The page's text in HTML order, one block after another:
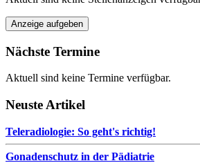
Anzeige aufgeben
Nächste Termine
Aktuell sind keine Termine verfügbar.
Neuste Artikel
Teleradiologie: So geht's richtig!
Gonadenschutz in der Pädiatrie